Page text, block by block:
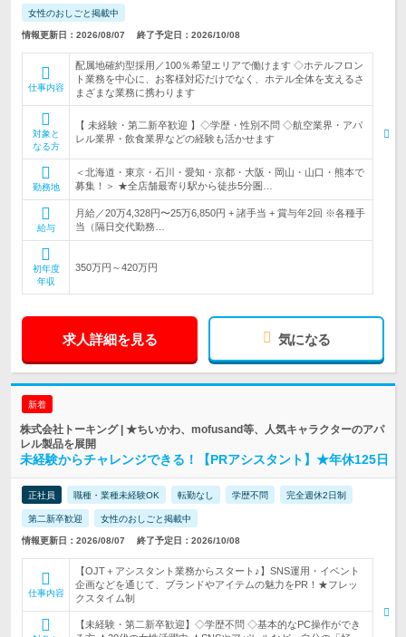
女性のおしごと掲載中
情報更新日：2026/08/07 終了予定日：2026/10/08
仕事内容
配属地確約型採用／100％希望エリアで働けます ◇ホテルフロン
ト業務を中心に、お客様対応だけでなく、ホテル全体を支えるさ
まざまな業務に携わります
対象と
なる方
【 未経験・第二新卒歓迎 】◇学歴・性別不問 ◇航空業界・アパ
レル業界・飲食業界などの経験も活かせます
勤務地
＜北海道・東京・石川・愛知・京都・大阪・岡山・山口・熊本で
募集！＞ ★全店舗最寄り駅から徒歩5分圏…
給与
月給／20万4,328円〜25万6,850円 + 諸手当 + 賞与年2回 ※各種手
当（隔日交代勤務…
初年度
年収
350万円～420万円
求人詳細を見る 気になる
新着
株式会社トーキング | ★ちいかわ、mofusand等、人気キャラクターのアパ
レル製品を展開
未経験からチャレンジできる！【PRアシスタント】★年休125日
正社員 職種・業種未経験OK 転勤なし 学歴不問 完全週休2日制
第二新卒歓迎 女性のおしごと掲載中
情報更新日：2026/08/07 終了予定日：2026/10/08
仕事内容
【OJT＋アシスタント業務からスタート♪】SNS運用・イベント
企画などを通じて、ブランドやアイテムの魅力をPR！★フレッ
クスタイム制
【未経験・第二新卒歓迎】◇学歴不問 ◇基本的なPC操作ができ